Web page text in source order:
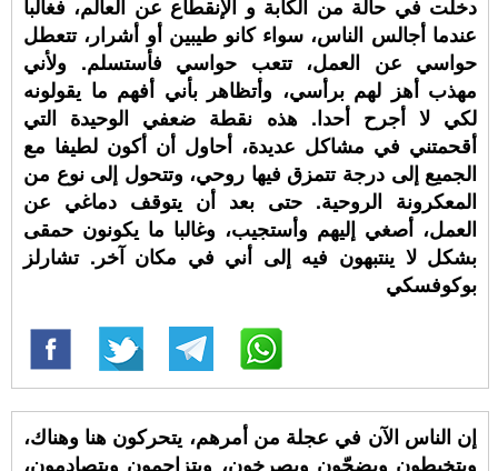
دخلت في حالة من الكآبة و الإنقطاع عن العالم، فغالبا
عندما أجالس الناس، سواء كانو طيبين أو أشرار، تتعطل
حواسي عن العمل، تتعب حواسي فأستسلم. ولأني
مهذب أهز لهم برأسي، وأتظاهر بأني أفهم ما يقولونه
لكي لا أجرح أحدا. هذه نقطة ضعفي الوحيدة التي
أقحمتني في مشاكل عديدة، أحاول أن أكون لطيفا مع
الجميع إلى درجة تتمزق فيها روحي، وتتحول إلى نوع من
المعكرونة الروحية. حتى بعد أن يتوقف دماغي عن
العمل، أصغي إليهم وأستجيب، وغالبا ما يكونون حمقى
بشكل لا ينتبهون فيه إلى أني في مكان آخر. تشارلز
بوكوفسكي
إن الناس الآن في عجلة من أمرهم، يتحركون هنا وهناك،
ويتخبطون ويضجّون ويصرخون، ويتزاحمون ويتصادمون،